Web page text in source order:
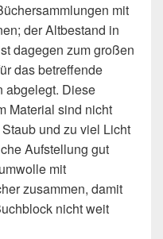
mit
der Altbestand in
dagegen zum großen
das betreffende
abgelegt. Diese
Material sind nicht
und zu viel Licht
Aufstellung gut
mit
zusammen, damit
nicht weit